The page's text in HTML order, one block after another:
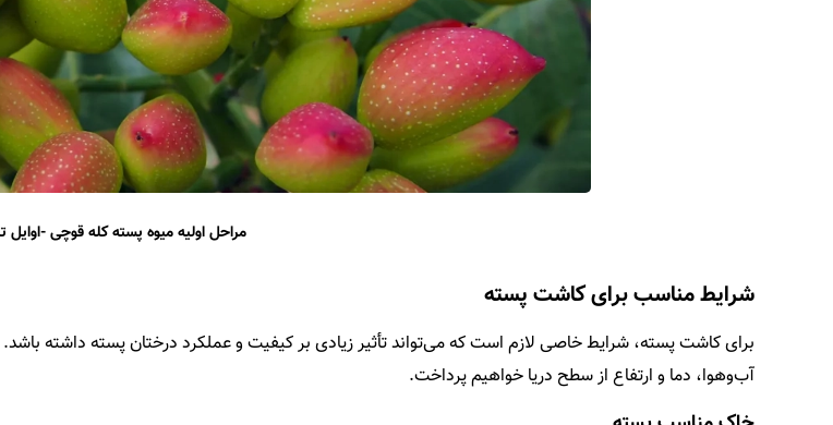
مراحل اولیه میوه پسته کله قوچی -اوایل
شرایط مناسب برای کاشت پسته
برای کاشت پسته، شرایط خاصی لازم است که می‌تواند تأثیر زیادی بر کیفیت و عملکرد درختان پسته داشته
آب‌وهوا، دما و ارتفاع از سطح دریا خواهیم پرداخت.